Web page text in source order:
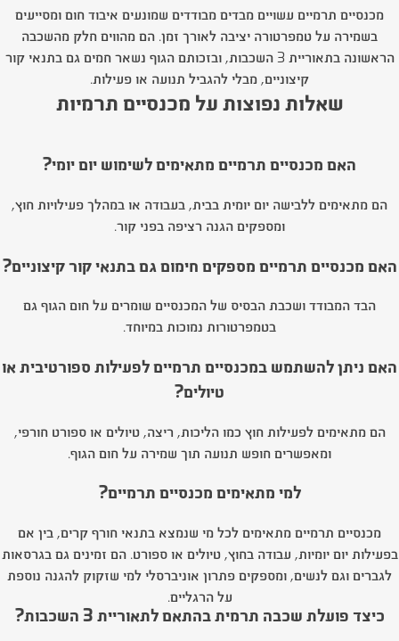
מכנסיים תרמיים עשויים מבדים מבודדים שמונעים איבוד חום ומסייעים
בשמירה על טמפרטורה יציבה לאורך זמן. הם מהווים חלק מהשכבה
הראשונה בתאוריית 3 השכבות, ובזכותם הגוף נשאר חמים גם בתנאי קור
קיצוניים, מבלי להגביל תנועה או פעילות.
שאלות נפוצות על מכנסיים תרמיות
האם מכנסיים תרמיים מתאימים לשימוש יום יומי?
הם מתאימים ללבישה יום יומית בבית, בעבודה או במהלך פעילויות חוץ,
ומספקים הגנה רציפה בפני קור.
האם מכנסיים תרמיים מספקים חימום גם בתנאי קור קיצוניים?
הבד המבודד ושכבת הבסיס של המכנסיים שומרים על חום הגוף גם
בטמפרטורות נמוכות במיוחד.
האם ניתן להשתמש במכנסיים תרמיים לפעילות ספורטיבית או
טיולים?
הם מתאימים לפעילות חוץ כמו הליכות, ריצה, טיולים או ספורט חורפי,
ומאפשרים חופש תנועה תוך שמירה על חום הגוף.
למי מתאימים מכנסיים תרמיים?
מכנסיים תרמיים מתאימים לכל מי שנמצא בתנאי חורף קרים, בין אם
בפעילות יום יומיות, עבודה בחוץ, טיולים או ספורט. הם זמינים גם בגרסאות
לגברים וגם לנשים, ומספקים פתרון אוניברסלי למי שזקוק להגנה נוספת
על הרגליים.
כיצד פועלת שכבה תרמית בהתאם לתאוריית 3 השכבות?